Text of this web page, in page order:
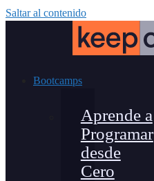
Saltar al contenido
Bootcamps
Aprende a
Programar
desde
Cero